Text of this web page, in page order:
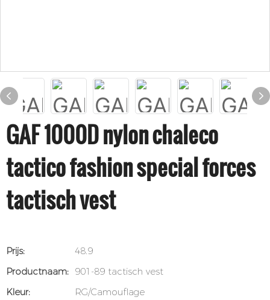
GAF 1000D nylon chaleco
tactico fashion special forces
tactisch vest
Prijs:
48.9
Productnaam: 901-89 tactisch vest
Kleur:
RG/Camouflage